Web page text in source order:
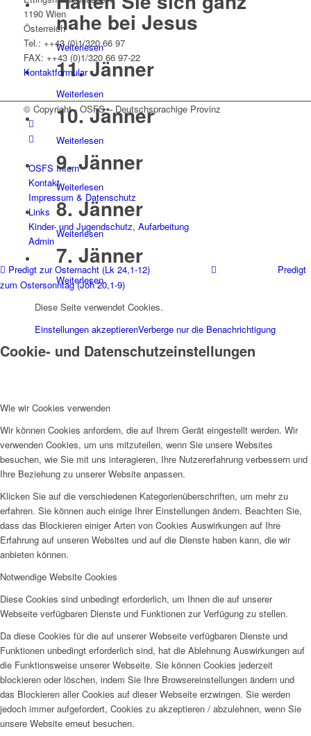
nahe bei Jesus
Weiterlesen
11. Jänner
Weiterlesen
10. Jänner
Weiterlesen
9. Jänner
Weiterlesen
8. Jänner
Weiterlesen
7. Jänner
Weiterlesen
6. Jänner
Weiterlesen
5. Jänner
3. Jänner
Weiterlesen
2. Jänner
Weiterlesen
1. Jänner
Weiterlesen
31. Dezember
Weiterlesen
30. Dezember
Weiterlesen
29. Dezember
Weiterlesen
28. Dezember
1190 Wien
Österreich
Tel.: ++43 (0)1/320 66 97
FAX: ++43 (0)1/320 66 97-22
Kontaktformular
© Copyright - OSFS – Deutschsprachige Provinz
OSFS Intern
Kontakt
Impressum & Datenschutz
Links
Kinder- und Jugendschutz, Aufarbeitung
Admin
Predigt zur Osternacht (Lk 24,1-12)
Predigt
zum Ostersonntag (Joh 20,1-9)
Diese Seite verwendet Cookies.
Einstellungen akzeptierenVerberge nur die Benachrichtigung
Cookie- und Datenschutzeinstellungen
Wie wir Cookies verwenden
Wir können Cookies anfordern, die auf Ihrem Gerät eingestellt werden. Wir
verwenden Cookies, um uns mitzuteilen, wenn Sie unsere Websites
besuchen, wie Sie mit uns interagieren, Ihre Nutzererfahrung verbessern und
Ihre Beziehung zu unserer Website anpassen.
Klicken Sie auf die verschiedenen Kategorienüberschriften, um mehr zu
erfahren. Sie können auch einige Ihrer Einstellungen ändern. Beachten Sie,
dass das Blockieren einiger Arten von Cookies Auswirkungen auf Ihre
Erfahrung auf unseren Websites und auf die Dienste haben kann, die wir
anbieten können.
Notwendige Website Cookies
Diese Cookies sind unbedingt erforderlich, um Ihnen die auf unserer
Webseite verfügbaren Dienste und Funktionen zur Verfügung zu stellen.
Da diese Cookies für die auf unserer Webseite verfügbaren Dienste und
Funktionen unbedingt erforderlich sind, hat die Ablehnung Auswirkungen auf
die Funktionsweise unserer Webseite. Sie können Cookies jederzeit
blockieren oder löschen, indem Sie Ihre Browsereinstellungen ändern und
das Blockieren aller Cookies auf dieser Webseite erzwingen. Sie werden
jedoch immer aufgefordert, Cookies zu akzeptieren / abzulehnen, wenn Sie
unsere Website erneut besuchen.